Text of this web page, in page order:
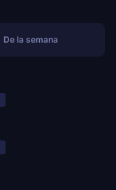
De la semana